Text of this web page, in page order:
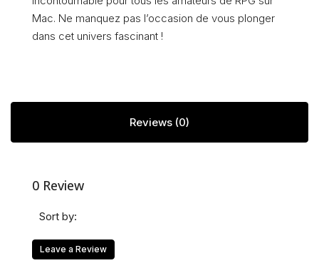
Mac. Ne manquez pas l’occasion de vous plonger
dans cet univers fascinant !
Reviews (0)
0 Review
Sort by:
Leave a Review